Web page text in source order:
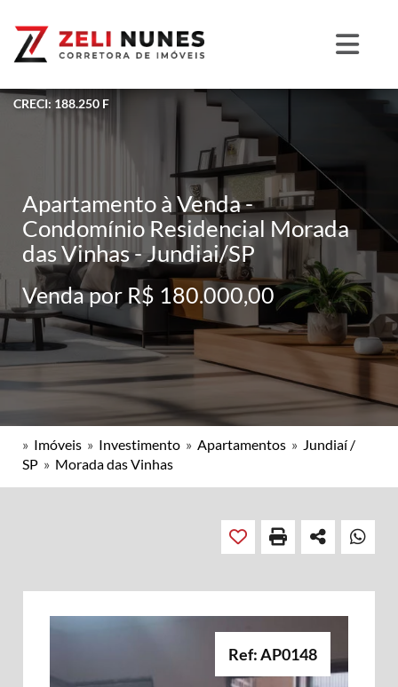
CRECI: 188.250 F
Apartamento à Venda -
Condomínio Residencial Morada
das Vinhas - Jundiai/SP
Venda por R$ 180.000,00
» Imóveis » Investimento » Apartamentos » Jundiaí /
SP » Morada das Vinhas
Ref: AP0148